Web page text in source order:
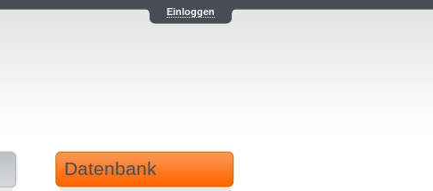
Einloggen
Datenbank